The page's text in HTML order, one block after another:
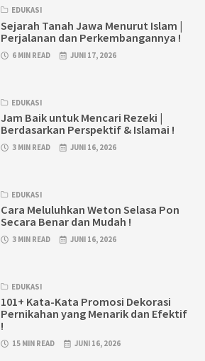
EDUKASI
Sejarah Tanah Jawa Menurut Islam |
Perjalanan dan Perkembangannya !
6 MIN READ JUNI 17, 2026
EDUKASI
Jam Baik untuk Mencari Rezeki |
Berdasarkan Perspektif & Islamai !
3 MIN READ JUNI 16, 2026
EDUKASI
Cara Meluluhkan Weton Selasa Pon
Secara Benar dan Mudah !
3 MIN READ JUNI 16, 2026
EDUKASI
101+ Kata-Kata Promosi Dekorasi
Pernikahan yang Menarik dan Efektif
!
15 MIN READ JUNI 16, 2026